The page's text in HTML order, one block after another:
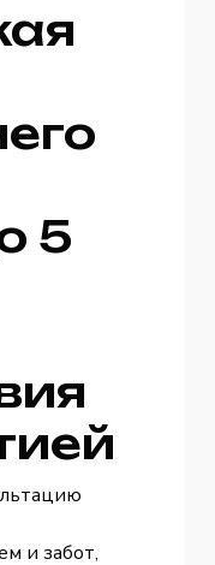
5
и забот,